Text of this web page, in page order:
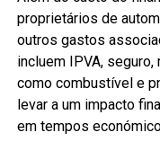
proprietários de
outros gastos
incluem IPVA,
como combustível e
levar a um impacto
em tempos